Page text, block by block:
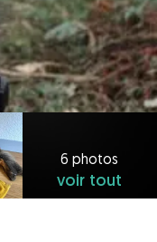
6 photos
voir tout